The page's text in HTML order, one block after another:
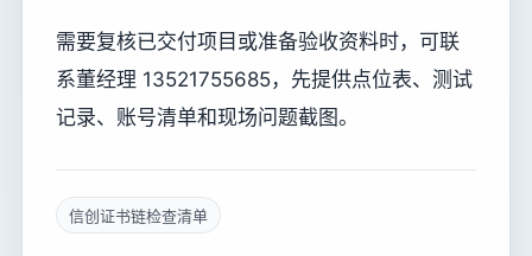
需要复核已交付项目或准备验收资料时，可联
系董经理 13521755685，先提供点位表、测试
记录、账号清单和现场问题截图。
信创证书链检查清单